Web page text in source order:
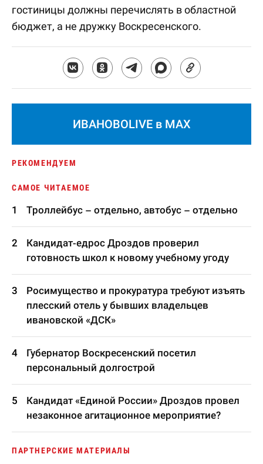
гостиницы должны перечислять в областной
бюджет, а не дружку Воскресенского.
ИВАНОВОLIVE в MAX
РЕКОМЕНДУЕМ
САМОЕ ЧИТАЕМОЕ
Троллейбус – отдельно, автобус – отдельно
Кандидат-едрос Дроздов проверил
готовность школ к новому учебному угоду
Росимущество и прокуратура требуют изъять
плесский отель у бывших владельцев
ивановской «ДСК»
Губернатор Воскресенский посетил
персональный долгострой
Кандидат «Единой России» Дроздов провел
незаконное агитационное мероприятие?
ПАРТНЕРСКИЕ МАТЕРИАЛЫ